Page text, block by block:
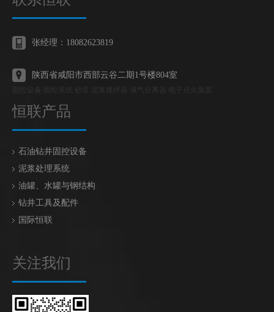
张经理：18082623819
陕西省咸阳市西部云谷二期1号楼804室
恒联产品
石油钻井固控设备
泥浆处理系统
油罐、水罐与钢结构
钻井工具及配件
国际恒联
关注我们